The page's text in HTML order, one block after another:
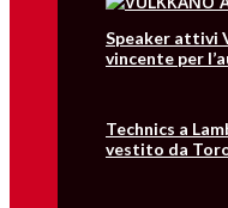
Speaker attivi
vincente per
Technics a
vestito da